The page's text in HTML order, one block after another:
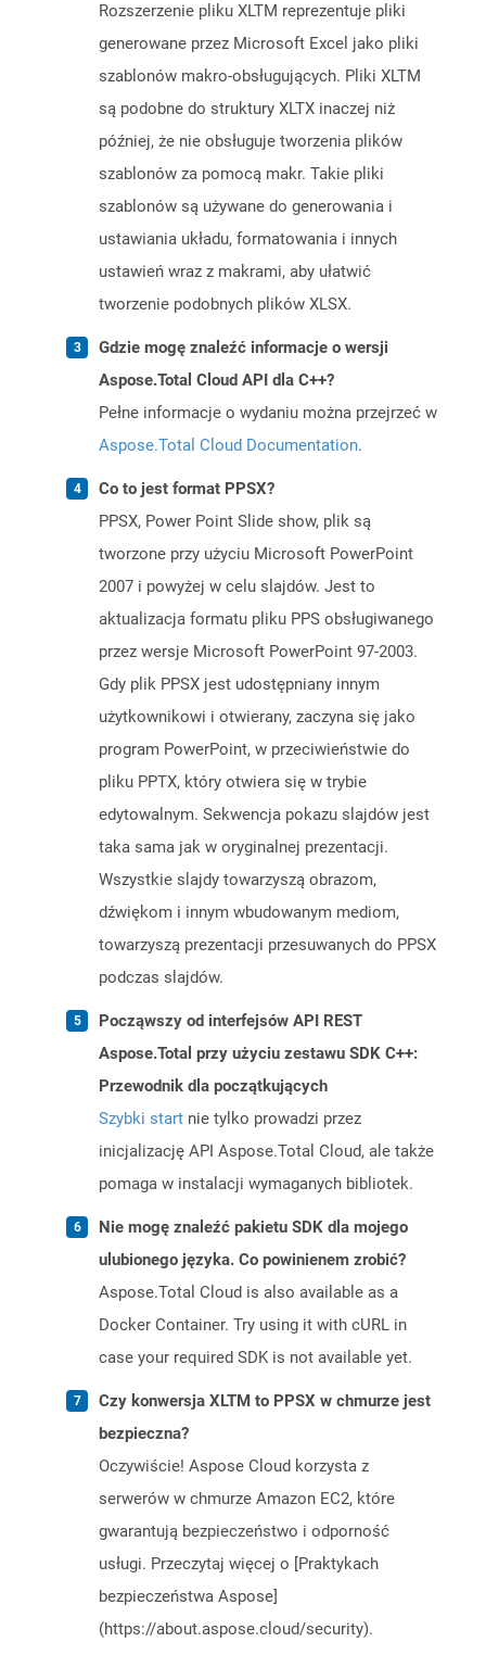
Rozszerzenie pliku XLTM reprezentuje pliki
generowane przez Microsoft Excel jako pliki
szablonów makro-obsługujących. Pliki XLTM
są podobne do struktury XLTX inaczej niż
później, że nie obsługuje tworzenia plików
szablonów za pomocą makr. Takie pliki
szablonów są używane do generowania i
ustawiania układu, formatowania i innych
ustawień wraz z makrami, aby ułatwić
tworzenie podobnych plików XLSX.
Gdzie mogę znaleźć informacje o wersji
Aspose.Total Cloud API dla C++?
Pełne informacje o wydaniu można przejrzeć w
Aspose.Total Cloud Documentation.
Co to jest format PPSX?
PPSX, Power Point Slide show, plik są
tworzone przy użyciu Microsoft PowerPoint
2007 i powyżej w celu slajdów. Jest to
aktualizacja formatu pliku PPS obsługiwanego
przez wersje Microsoft PowerPoint 97-2003.
Gdy plik PPSX jest udostępniany innym
użytkownikowi i otwierany, zaczyna się jako
program PowerPoint, w przeciwieństwie do
pliku PPTX, który otwiera się w trybie
edytowalnym. Sekwencja pokazu slajdów jest
taka sama jak w oryginalnej prezentacji.
Wszystkie slajdy towarzyszą obrazom,
dźwiękom i innym wbudowanym mediom,
towarzyszą prezentacji przesuwanych do PPSX
podczas slajdów.
Począwszy od interfejsów API REST
Aspose.Total przy użyciu zestawu SDK C++:
Przewodnik dla początkujących
Szybki start nie tylko prowadzi przez
inicjalizację API Aspose.Total Cloud, ale także
pomaga w instalacji wymaganych bibliotek.
Nie mogę znaleźć pakietu SDK dla mojego
ulubionego języka. Co powinienem zrobić?
Aspose.Total Cloud is also available as a
Docker Container. Try using it with cURL in
case your required SDK is not available yet.
Czy konwersja XLTM to PPSX w chmurze jest
bezpieczna?
Oczywiście! Aspose Cloud korzysta z
serwerów w chmurze Amazon EC2, które
gwarantują bezpieczeństwo i odporność
usługi. Przeczytaj więcej o [Praktykach
bezpieczeństwa Aspose]
(https://about.aspose.cloud/security).